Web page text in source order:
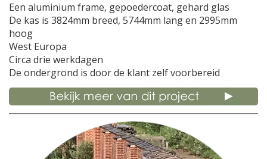
Een aluminium frame, gepoedercoat, gehard glas
De kas is 3824mm breed, 5744mm lang en 2995mm
hoog
West Europa
Circa drie werkdagen
De ondergrond is door de klant zelf voorbereid